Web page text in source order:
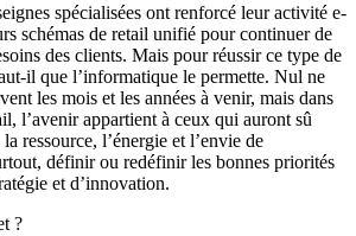
spécialisées ont renforcé leur activité e-
schémas de retail unifié pour continuer de
des clients. Mais pour réussir ce type de
il que l’informatique le permette. Nul ne
les mois et les années à venir, mais dans
l’avenir appartient à ceux qui auront sû
ressource, l’énergie et l’envie de
définir ou redéfinir les bonnes priorités
et d’innovation.
?